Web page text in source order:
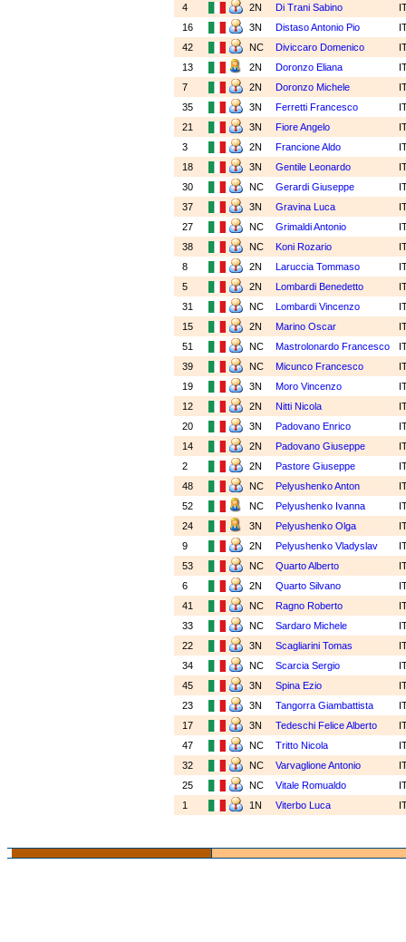
4
2N Di Trani Sabino
16
3N Distaso Antonio Pio
42
NC Diviccaro Domenico
13
2N Doronzo Eliana
7
2N Doronzo Michele
35
3N Ferretti Francesco
21
3N Fiore Angelo
3
2N Francione Aldo
18
3N Gentile Leonardo
30
NC Gerardi Giuseppe
37
3N Gravina Luca
27
NC Grimaldi Antonio
38
NC Koni Rozario
8
2N Laruccia Tommaso
5
2N Lombardi Benedetto
31
NC Lombardi Vincenzo
15
2N Marino Oscar
51
NC Mastrolonardo Francesco
39
NC Micunco Francesco
19
3N Moro Vincenzo
12
2N Nitti Nicola
20
3N Padovano Enrico
14
2N Padovano Giuseppe
2
2N Pastore Giuseppe
48
NC Pelyushenko Anton
52
NC Pelyushenko Ivanna
24
3N Pelyushenko Olga
9
2N Pelyushenko Vladyslav
53
NC Quarto Alberto
6
2N Quarto Silvano
41
NC Ragno Roberto
33
NC Sardaro Michele
22
3N Scagliarini Tomas
34
NC Scarcia Sergio
45
3N Spina Ezio
23
3N Tangorra Giambattista
17
3N Tedeschi Felice Alberto
47
NC Tritto Nicola
32
NC Varvaglione Antonio
25
NC Vitale Romualdo
1
1N Viterbo Luca